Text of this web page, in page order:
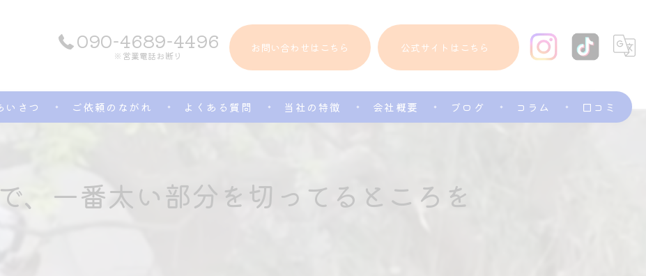
090-4689-4496
※営業電話お断り
お問い合わせはこちら 公式サイトはこちら
いさつ ご依頼のながれ よくある質問 当社の特徴 会社概要 ブログ コラム 口コミ
、一番太い部分を切ってるところを